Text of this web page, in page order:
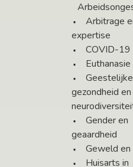
Arbitrage
expertise
COVID-19
Euthanasie
Geestelijke
gezondheid en
Gender en
geaardheid
Geweld en
Huisarts in